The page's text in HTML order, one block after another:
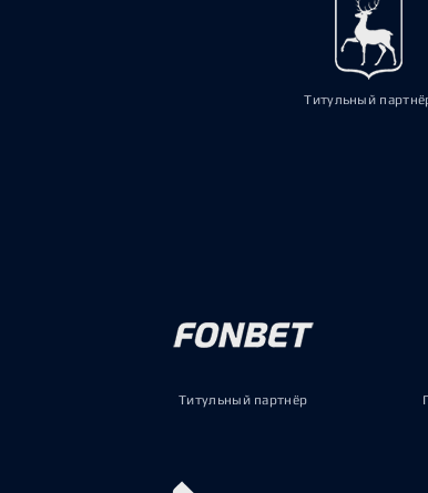
Титульный
Титульный партнёр